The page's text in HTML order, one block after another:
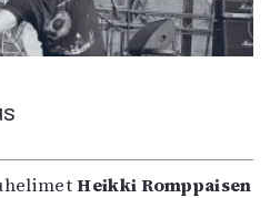
Heikki Romppaisen